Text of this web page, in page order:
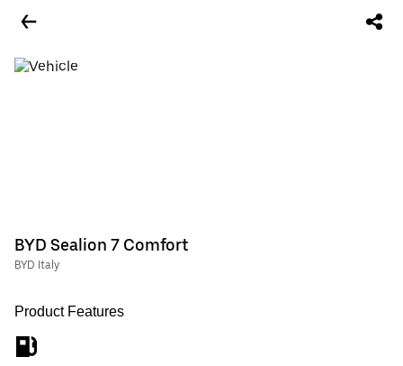
BYD Sealion 7 Comfort
BYD Italy
Product Features